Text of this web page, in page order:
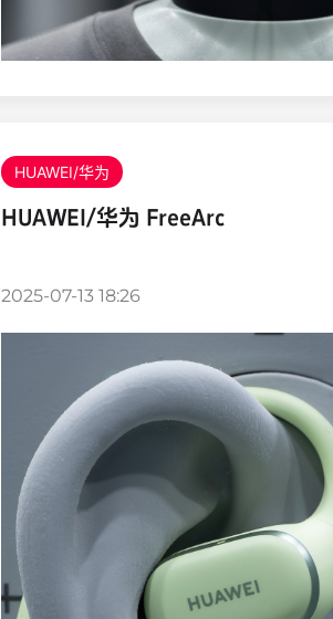
HUAWEI/华为
HUAWEI/华为 FreeArc
2025-07-13 18:26